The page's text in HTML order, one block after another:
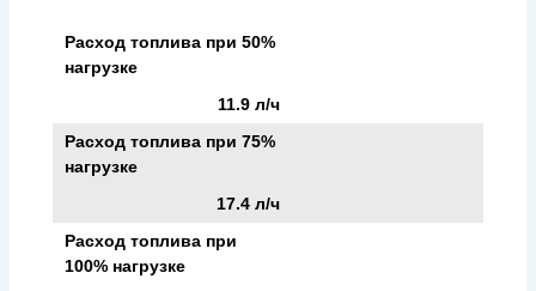
Расход топлива при 50%
нагрузке
11.9 л/ч
Расход топлива при 75%
нагрузке
17.4 л/ч
Расход топлива при
100% нагрузке